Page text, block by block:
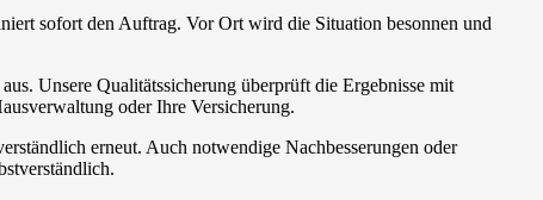
sofort den Auftrag. Vor Ort wird die Situation besonnen und
Unsere Qualitätssicherung überprüft die Ergebnisse mit
oder Ihre Versicherung.
erneut. Auch notwendige Nachbesserungen oder